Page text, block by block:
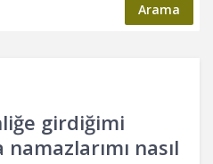
Arama
girdiğimi
nasıl